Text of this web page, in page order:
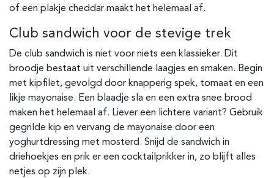
of een plakje cheddar maakt het helemaal af.
Club sandwich voor de stevige trek
De club sandwich is niet voor niets een klassieker. Dit
broodje bestaat uit verschillende laagjes en smaken. Begin
met kipfilet, gevolgd door knapperig spek, tomaat en een
likje mayonaise. Een blaadje sla en een extra snee brood
maken het helemaal af. Liever een lichtere variant? Gebruik
gegrilde kip en vervang de mayonaise door een
yoghurtdressing met mosterd. Snijd de sandwich in
driehoekjes en prik er een cocktailprikker in, zo blijft alles
netjes op zijn plek.